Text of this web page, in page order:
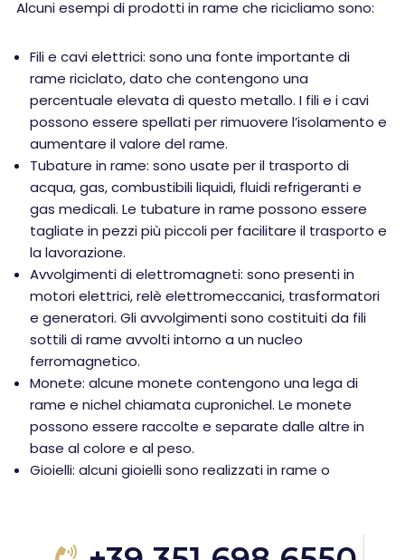
Alcuni esempi di prodotti in rame che ricicliamo sono:
Fili e cavi elettrici: sono una fonte importante di
rame riciclato, dato che contengono una
percentuale elevata di questo metallo. I fili e i cavi
possono essere spellati per rimuovere l’isolamento e
aumentare il valore del rame.
Tubature in rame: sono usate per il trasporto di
acqua, gas, combustibili liquidi, fluidi refrigeranti e
gas medicali. Le tubature in rame possono essere
tagliate in pezzi più piccoli per facilitare il trasporto e
la lavorazione.
Avvolgimenti di elettromagneti: sono presenti in
motori elettrici, relè elettromeccanici, trasformatori
e generatori. Gli avvolgimenti sono costituiti da fili
sottili di rame avvolti intorno a un nucleo
ferromagnetico.
Monete: alcune monete contengono una lega di
rame e nichel chiamata cupronichel. Le monete
possono essere raccolte e separate dalle altre in
base al colore e al peso.
Gioielli: alcuni gioielli sono realizzati in rame o